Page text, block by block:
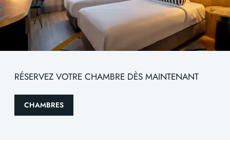
RÉSERVEZ VOTRE CHAMBRE DÈS MAINTENANT
CHAMBRES